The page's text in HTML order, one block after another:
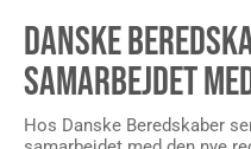
DANSKE
SAMARBEJDET
Hos Danske Beredskaber